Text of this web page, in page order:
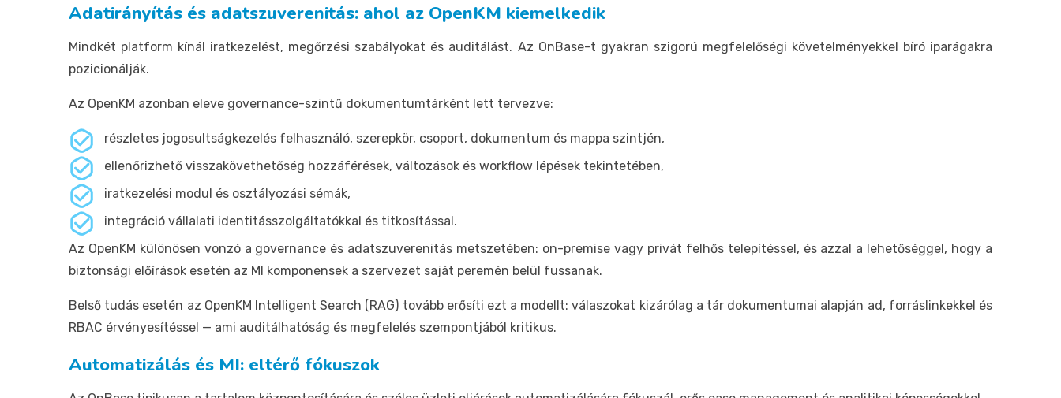
Adatirányítás és adatszuverenitás: ahol az OpenKM kiemelkedik
Mindkét platform kínál iratkezelést, megőrzési szabályokat és auditálást. Az OnBase-t gyakran szigorú megfelelőségi követelményekkel bíró iparágakra
pozicionálják.
Az OpenKM azonban eleve governance-szintű dokumentumtárként lett tervezve:
részletes jogosultságkezelés felhasználó, szerepkör, csoport, dokumentum és mappa szintjén,
ellenőrizhető visszakövethetőség hozzáférések, változások és workflow lépések tekintetében,
iratkezelési modul és osztályozási sémák,
integráció vállalati identitásszolgáltatókkal és titkosítással.
Az OpenKM különösen vonzó a governance és adatszuverenitás metszetében: on-premise vagy privát felhős telepítéssel, és azzal a lehetőséggel, hogy a
biztonsági előírások esetén az MI komponensek a szervezet saját peremén belül fussanak.
Belső tudás esetén az OpenKM Intelligent Search (RAG) tovább erősíti ezt a modellt: válaszokat kizárólag a tár dokumentumai alapján ad, forráslinkekkel és
RBAC érvényesítéssel — ami auditálhatóság és megfelelés szempontjából kritikus.
Automatizálás és MI: eltérő fókuszok